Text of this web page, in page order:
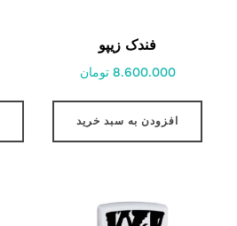
فندک زیپو
8.600.000 تومان
افزودن به سبد خرید